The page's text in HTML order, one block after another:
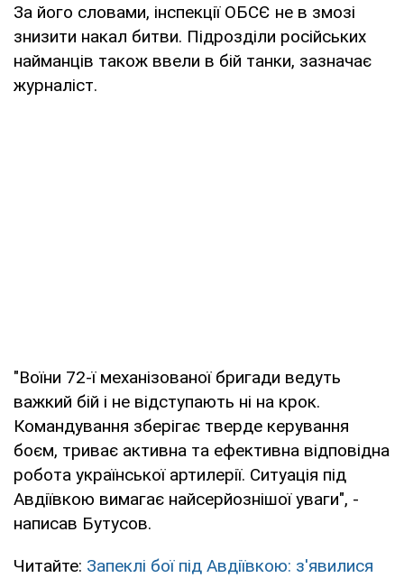
За його словами, інспекції ОБСЄ не в змозі
знизити накал битви. Підрозділи російських
найманців також ввели в бій танки, зазначає
журналіст.
"Воїни 72-ї механізованої бригади ведуть
важкий бій і не відступають ні на крок.
Командування зберігає тверде керування
боєм, триває активна та ефективна відповідна
робота української артилерії. Ситуація під
Авдіївкою вимагає найсерйознішої уваги", -
написав Бутусов.
Читайте: Запеклі бої під Авдіївкою: з'явилися